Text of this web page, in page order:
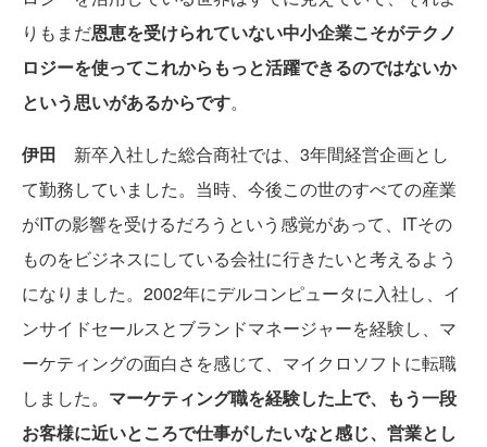
りもまだ恩恵を受けられていない中小企業こそがテクノ
ロジーを使ってこれからもっと活躍できるのではないか
という思いがあるからです。
伊田 新卒入社した総合商社では、3年間経営企画とし
て勤務していました。当時、今後この世のすべての産業
がITの影響を受けるだろうという感覚があって、ITその
ものをビジネスにしている会社に行きたいと考えるよう
になりました。2002年にデルコンピュータに入社し、イ
ンサイドセールスとブランドマネージャーを経験し、マ
ーケティングの面白さを感じて、マイクロソフトに転職
しました。 マーケティング職を経験した上で、もう一段
お客様に近いところで仕事がしたいなと感じ、営業とし